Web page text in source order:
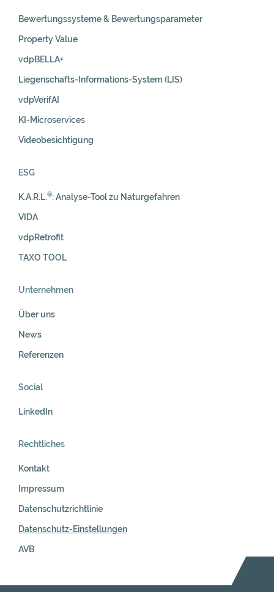
Bewertungssysteme & Bewertungsparameter
Property Value
vdpBELLA+
Liegenschafts-Informations-System (LIS)
vdpVerifAI
KI-Microservices
Videobesichtigung
ESG
K.A.R.L.®: Analyse-Tool zu Naturgefahren
VIDA
vdpRetrofit
TAXO TOOL
Unternehmen
Über uns
News
Referenzen
Social
LinkedIn
Rechtliches
Kontakt
Impressum
Datenschutzrichtlinie
Datenschutz-Einstellungen
AVB